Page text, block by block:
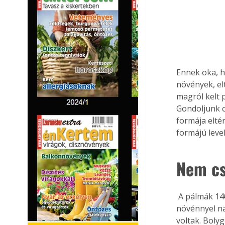
Ennek oka,
növények,
magról kelt
Gondoljunk
formája
formájú
Nem
A pálmák 140 millió évvel ezelőtt jelentek meg a Földön, a többi ma is élő virágos
növénnyel
voltak.